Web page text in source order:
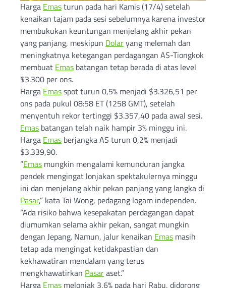
Harga Emasturun pada hari Kamis (17/4) setelah
kenaikan tajam pada sesi sebelumnya karena investor
membukukan keuntungan menjelang akhir pekan
yang panjang, meskipun Dolaryang melemah dan
meningkatnya ketegangan perdagangan AS-Tiongkok
membuat Emas batangan tetap berada di atas level
$3.300 per ons.
Harga Emasspot turun 0,5% menjadi $3.326,51 per
ons pada pukul 08:58 ET (1258 GMT), setelah
menyentuh rekor tertinggi $3.357,40 pada awal sesi.
Emas batangan telah naik hampir 3% minggu ini.
Harga Emas berjangka AS turun 0,2% menjadi
$3.339,90.
“Emas mungkin mengalami kemunduran jangka
pendek mengingat lonjakan spektakulernya minggu
ini dan menjelang akhir pekan panjang yang langka di
Pasar,” kata Tai Wong, pedagang logam independen.
“Ada risiko bahwa kesepakatan perdagangan dapat
diumumkan selama akhir pekan, sangat mungkin
dengan Jepang. Namun, jalur kenaikan Emas masih
tetap ada mengingat ketidakpastian dan
kekhawatiran mendalam yang terus
mengkhawatirkan Pasaraset.”
Harga Emas melonjak 3,6% pada hari Rabu, didorong